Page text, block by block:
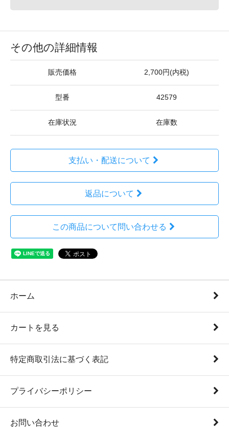
その他の詳細情報
販売価格 2,700円(内税)
型番 42579
在庫状況 在庫数
支払い・配送について
返品について
この商品について問い合わせる
ホーム
カートを見る
特定商取引法に基づく表記
プライバシーポリシー
お問い合わせ